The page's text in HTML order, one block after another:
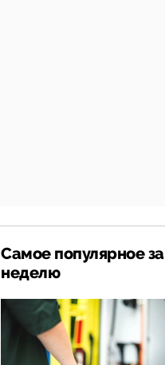
Самое популярное за
неделю